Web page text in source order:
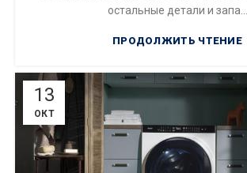
остальные детали и запа...
ПРОДОЛЖИТЬ ЧТЕНИЕ
13
ОКТ